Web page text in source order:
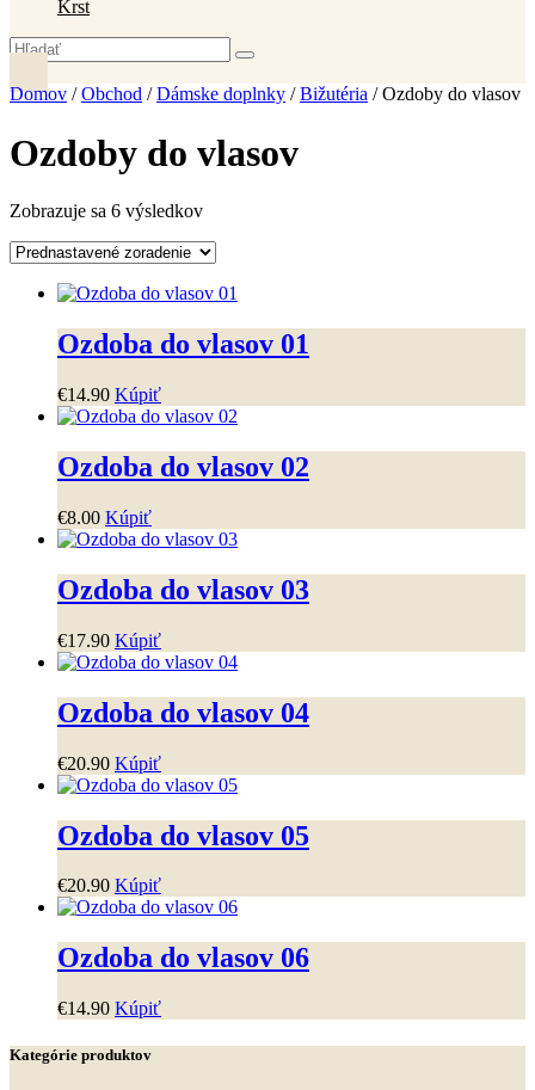
Krst
Domov /Obchod /Dámske doplnky /Bižutéria / Ozdoby do vlasov
Ozdoby do vlasov
Zobrazuje sa 6 výsledkov
Ozdoba do vlasov 01
€14.90 Kúpiť
Ozdoba do vlasov 02
€8.00 Kúpiť
Ozdoba do vlasov 03
€17.90 Kúpiť
Ozdoba do vlasov 04
€20.90 Kúpiť
Ozdoba do vlasov 05
€20.90 Kúpiť
Ozdoba do vlasov 06
€14.90 Kúpiť
Kategórie produktov